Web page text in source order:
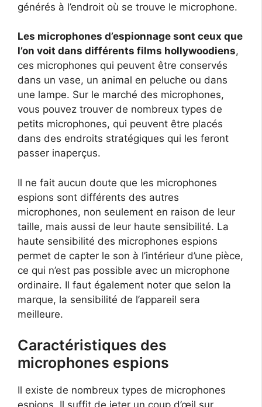
générés à l’endroit où se trouve le microphone.
Les microphones d’espionnage sont ceux que
l’on voit dans différents films hollywoodiens,
ces microphones qui peuvent être conservés
dans un vase, un animal en peluche ou dans
une lampe. Sur le marché des microphones,
vous pouvez trouver de nombreux types de
petits microphones, qui peuvent être placés
dans des endroits stratégiques qui les feront
passer inaperçus.
Il ne fait aucun doute que les microphones
espions sont différents des autres
microphones, non seulement en raison de leur
taille, mais aussi de leur haute sensibilité. La
haute sensibilité des microphones espions
permet de capter le son à l’intérieur d’une pièce,
ce qui n’est pas possible avec un microphone
ordinaire. Il faut également noter que selon la
marque, la sensibilité de l’appareil sera
meilleure.
Caractéristiques des
microphones espions
Il existe de nombreux types de microphones